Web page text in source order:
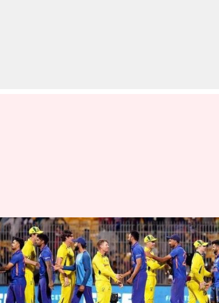
పాకిస్థాన్ తో అక్టోబర్ 15న
తలపడనున్న టీమిండియా
వ్రాసిన వారు Jayachandra Akuri May 10, 2023 07:23 pm
ఈ వార్తాకథనం ఏంటి